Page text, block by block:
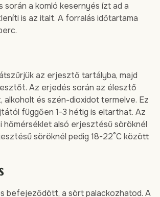
során a komló kesernyés ízt ad a
is az italt. A forralás időtartama
az erjesztő tartályba, majd
Az erjedés során az élesztő
alkoholt és szén-dioxidot termelve. Ez
függően 1-3 hétig is eltarthat. Az
hőmérséklet alsó erjesztésű söröknél
söröknél pedig 18-22°C között
befejeződött, a sört palackozhatod. A